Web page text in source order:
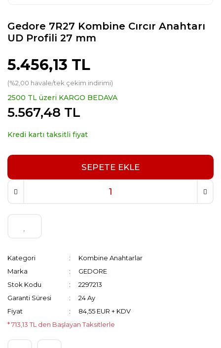
Gedore 7R27 Kombine Cırcır Anahtarı
UD Profili 27 mm
5.456,13 TL
(%2,00 havale/tek çekim indirimi)
2500 TL üzeri KARGO BEDAVA
5.567,48 TL
Kredi kartı taksitli fiyat
SEPETE EKLE
Kategori
Kombine Anahtarlar
Marka
GEDORE
Stok Kodu
2297213
Garanti Süresi
24 Ay
Fiyat
84,55 EUR + KDV
* 713,13 TL den Başlayan Taksitlerle